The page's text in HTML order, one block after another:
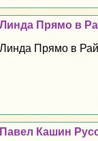
Линда Прямо в
Линда Прямо в
Павел Кашин